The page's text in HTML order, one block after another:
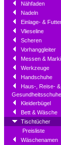
Nähfaden
Nadeln
Einlage- &
Vlieseline
Scheren
Vorhanggleiter
Messen &
Werkzeuge
Handschuhe
Haus-, Reise- &
Gesundheitsschuhe
Kleiderbügel
Bett & Wäsche
Tischtücher
Preisliste
Wäschenamen